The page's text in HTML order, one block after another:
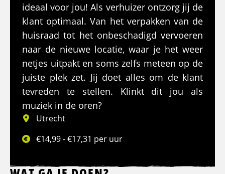
ideaal voor jou! Als verhuizer ontzorg jij de
klant optimaal. Van het verpakken van de
huisraad tot het onbeschadigd vervoeren
naar de nieuwe locatie, waar je het weer
netjes uitpakt en soms zelfs meteen op de
juiste plek zet. Jij doet alles om de klant
tevreden te stellen. Klinkt dit jou als
muziek in de oren?
Utrecht
€14,99 - €17,31 per uur